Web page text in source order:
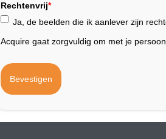
Rechtenvrij*
Ja, de beelden die ik aanlever zijn
Acquire gaat zorgvuldig om met je
Bevestigen